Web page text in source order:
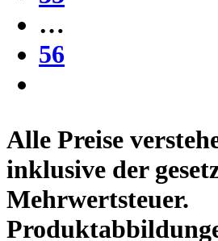
…
56
Alle Preise
inklusive der
Mehrwertsteuer.